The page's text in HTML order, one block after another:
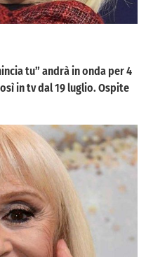
tu” andrà in onda per 4
in tv dal 19 luglio. Ospite